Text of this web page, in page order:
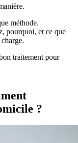
méthode.
pourquoi, et ce que
traitement pour
?